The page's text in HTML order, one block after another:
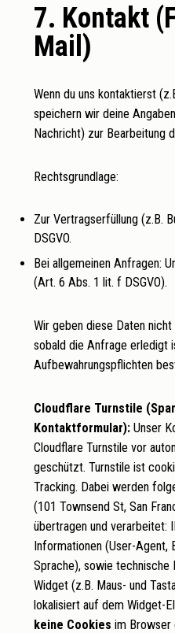
7. Kontakt
Mail)
Wenn du uns kontaktierst
speichern wir deine
Nachricht) zur Bearbeitung
Rechtsgrundlage:
Zur Vertragserfüllung (z.B.
DSGVO.
Bei allgemeinen Anfragen:
(Art. 6 Abs. 1 lit. f DSGVO).
Wir geben diese Daten
sobald die Anfrage erledigt
Aufbewahrungspflichten
Cloudflare Turnstile
Kontaktformular):Unser
Cloudflare Turnstile vor
geschützt. Turnstile ist
Tracking. Dabei werden
(101 Townsend St, San
übertragen und verarbeitet:
Informationen (User-Agent,
Sprache), sowie technische
Widget (z.B. Maus- und
lokalisiert auf dem Widget-
keine Cookies im Browser